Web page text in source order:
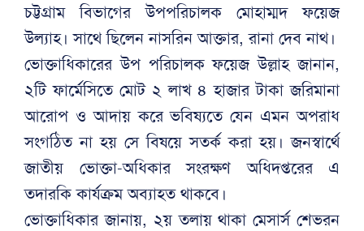
চট্টগ্রাম বিভাগের উপপরিচালক মোহাম্মদ ফয়েজ
উল্যাহ। সাথে ছিলেন নাসরিন আক্তার, রানা দেব নাথ।
ভোক্তাধিকারের উপ পরিচালক ফয়েজ উল্লাহ জানান,
২টি ফার্মেসিতে মোট ২ লাখ ৪ হাজার টাকা জরিমানা
আরোপ ও আদায় করে ভবিষ্যতে যেন এমন অপরাধ
সংগঠিত না হয় সে বিষয়ে সতর্ক করা হয়। জনস্বার্থে
জাতীয় ভোক্তা-অধিকার সংরক্ষণ অধিদপ্তরের এ
তদারকি কার্যক্রম অব্যাহত থাকবে।
ভোক্তাধিকার জানায়, ২য় তলায় থাকা মেসার্স শেভরন